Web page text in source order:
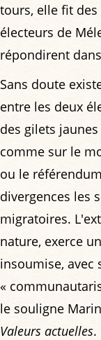
tours, elle fit
électeurs de
répondirent
Sans doute
entre les deux
des gilets
comme sur le
ou le
divergences les
migratoires.
nature, exerce
insoumise, avec
«
le souligne
Valeurs actuelles.